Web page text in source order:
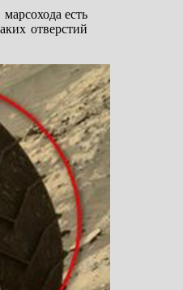
есть
отверстий